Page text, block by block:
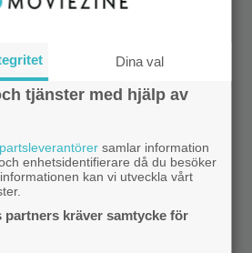
Dina val
tjänster med hjälp av
samlar information
enhetsidentifierare då du besöker
kan vi utveckla vårt
partners kräver samtycke för